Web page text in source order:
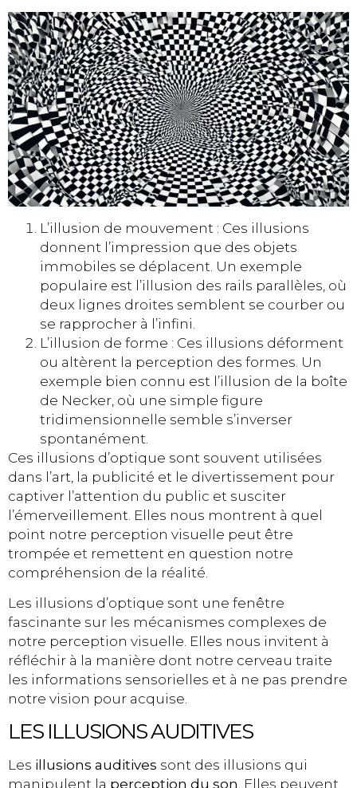
L’illusion de mouvement : Ces illusions
donnent l’impression que des objets
immobiles se déplacent. Un exemple
populaire est l’illusion des rails parallèles, où
deux lignes droites semblent se courber ou
se rapprocher à l’infini.
L’illusion de forme : Ces illusions déforment
ou altèrent la perception des formes. Un
exemple bien connu est l’illusion de la boîte
de Necker, où une simple figure
tridimensionnelle semble s’inverser
spontanément.
Ces illusions d’optique sont souvent utilisées
dans l’art, la publicité et le divertissement pour
captiver l’attention du public et susciter
l’émerveillement. Elles nous montrent à quel
point notre perception visuelle peut être
trompée et remettent en question notre
compréhension de la réalité.
Les illusions d’optique sont une fenêtre
fascinante sur les mécanismes complexes de
notre perception visuelle. Elles nous invitent à
réfléchir à la manière dont notre cerveau traite
les informations sensorielles et à ne pas prendre
notre vision pour acquise.
LES ILLUSIONS AUDITIVES
Les illusions auditives sont des illusions qui
manipulent la perception du son . Elles peuvent